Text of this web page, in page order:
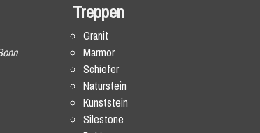
Treppen
Granit
Marmor
Schiefer
Naturstein
Kunststein
Silestone